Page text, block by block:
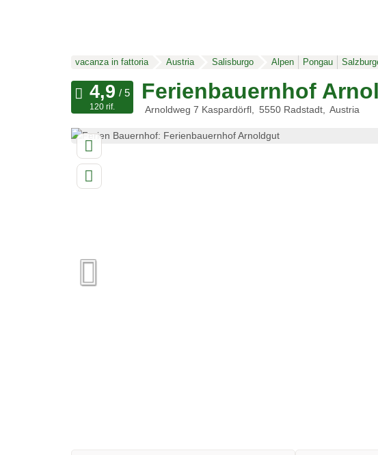
vacanza in fattoria Austria Salisburgo Alpen Pongau
Ferienbauernhof
Arnoldweg 7 Kaspardörfl 5550 Radstadt Austria
120 rif.